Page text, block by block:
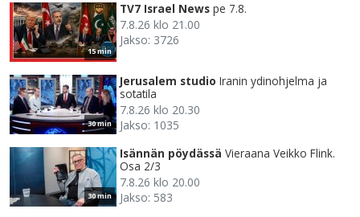
15 min
TV7 Israel News pe 7.8.
7.8.26 klo 21.00
Jakso: 3726
30 min
Jerusalem studio Iranin ydinohjelma ja
sotatila
7.8.26 klo 20.30
Jakso: 1035
30 min
Isännän pöydässä Vieraana Veikko Flink.
Osa 2/3
7.8.26 klo 20.00
Jakso: 583